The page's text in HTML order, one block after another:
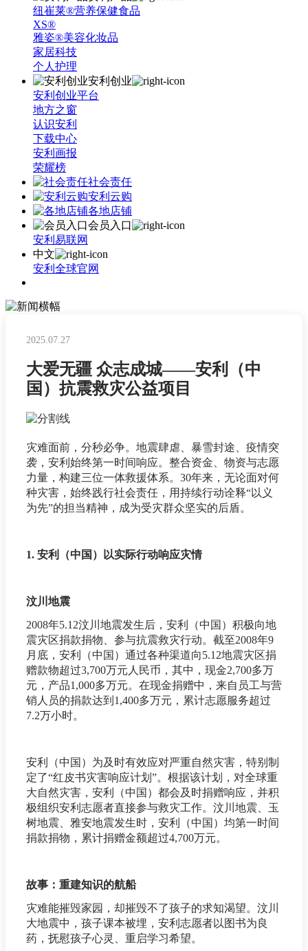
纽崔莱®营养保健食品
XS®
雅姿®美容化妆品
家居科技
个人护理
安利创业
安利创业平台
地方之窗
认识安利
下载中心
安利画报
荣耀榜
社会责任
安利云购
各地店铺
会员入口
安利易联网
中文
安利全球官网
2025.07.27
大爱无疆 众志成城——安利（中
国）抗震救灾公益项目
灾难面前，分秒必争。地震肆虐、暴雪封途、疫情突
袭，安利始终第一时间响应。整合资金、物资与志愿
力量，构建三位一体救援体系。30年来，无论面对何
种灾害，始终践行社会责任，用持续行动诠释“以义
为先”的担当精神，成为受灾群众坚实的后盾。
1. 安利（中国）以实际行动响应灾情
汶川地震
2008年5.12汶川地震发生后，安利（中国）积极向地
震灾区捐款捐物、参与抗震救灾行动。截至2008年9
月底，安利（中国）通过各种渠道向5.12地震灾区捐
赠款物超过3,700万元人民币，其中，现金2,700多万
元，产品1,000多万元。在现金捐赠中，来自员工与营
销人员的捐款达到1,400多万元，累计志愿服务超过
7.2万小时。
安利（中国）为及时有效应对严重自然灾害，特别制
定了“红皮书灾害响应计划”。根据该计划，对全球重
大自然灾害，安利（中国）都会及时捐赠响应，并积
极组织安利志愿者直接参与救灾工作。汶川地震、玉
树地震、雅安地震发生时，安利（中国）均第一时间
捐款捐物，累计捐赠金额超过4,700万元。
故事：重建知识的航船
灾难能摧毁家园，却摧毁不了孩子的求知渴望。汶川
大地震中，孩子课本被埋，安利志愿者以图书为良
药，抚慰孩子心灵、重启学习希望。